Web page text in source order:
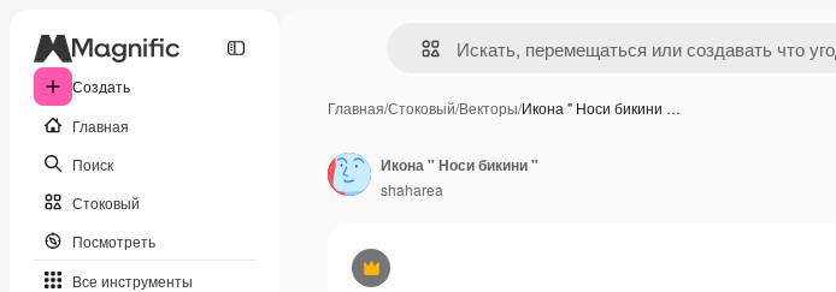
Создать
Главная
Поиск
Стоковый
Посмотреть
Все инструменты
Главная/Стоковый/Векторы/Икона " Носи бикини …
Премиум
Икона " Носи бикини "
shaharea